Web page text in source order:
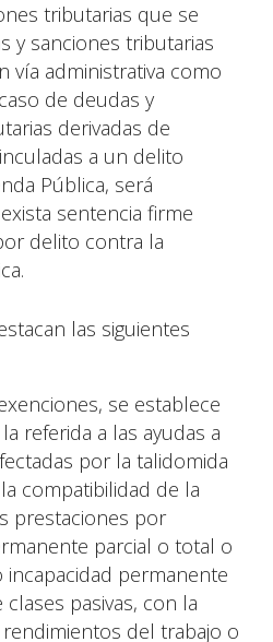
tributarias que se
y sanciones tributarias
vía administrativa como
de deudas y
derivadas de
a un delito
Pública, será
sentencia firme
delito contra la
las siguientes
se establece
referida a las ayudas a
por la talidomida
compatibilidad de la
prestaciones por
parcial o total o
permanente
pasivas, con la
del trabajo o